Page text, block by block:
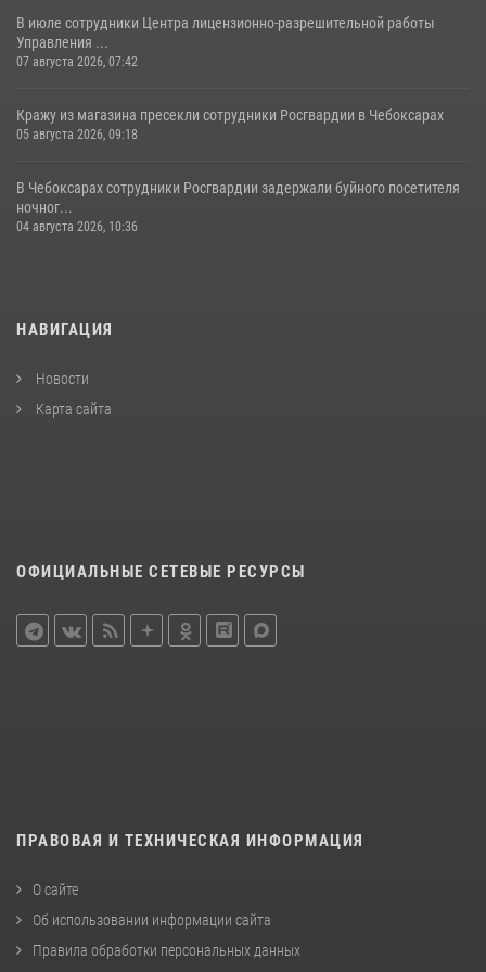
В июле сотрудники Центра лицензионно-разрешительной работы
Управления ...
07 августа 2026, 07:42
Кражу из магазина пресекли сотрудники Росгвардии в Чебоксарах
05 августа 2026, 09:18
В Чебоксарах сотрудники Росгвардии задержали буйного посетителя
ночног...
04 августа 2026, 10:36
НАВИГАЦИЯ
Новости
Карта сайта
ОФИЦИАЛЬНЫЕ СЕТЕВЫЕ РЕСУРСЫ
ПРАВОВАЯ И ТЕХНИЧЕСКАЯ ИНФОРМАЦИЯ
О сайте
Об использовании информации сайта
Правила обработки персональных данных